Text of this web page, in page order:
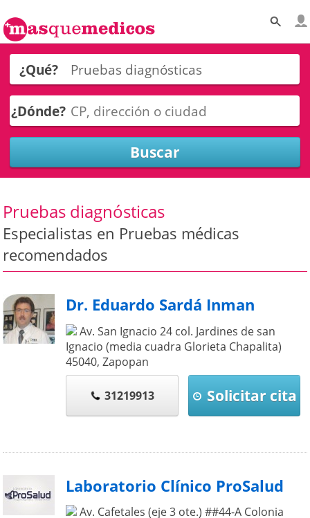
¿Qué?
¿Dónde?
Pruebas diagnósticas
Especialistas en Pruebas médicas
recomendados
Dr. Eduardo Sardá Inman
Av. San Ignacio 24 col. Jardines de san
Ignacio (media cuadra Glorieta Chapalita)
45040,Zapopan
31219913 Solicitar cita
Laboratorio Clínico ProSalud
Av. Cafetales (eje 3 ote.) ##44-A Colonia